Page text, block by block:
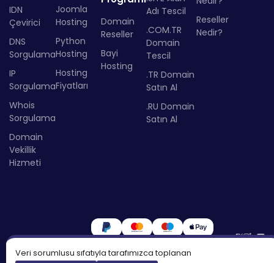
IDN
Çevirici
DNS
Sorgulama
IP
Sorgulama
Whois
Sorgulama
Domain
Vekillik
Hizmeti
Joomla
Hosting
Python
Hosting
Hosting
Fiyatları
Domain
Reseller
Bayi
Hosting
Adı Tescil
.COM.TR
Domain
Tescil
.TR Domain
Satın Al
.RU Domain
Satın Al
Reseller
Nedir?
Veri sorumlusu sıfatıyla tarafımızca toplanan